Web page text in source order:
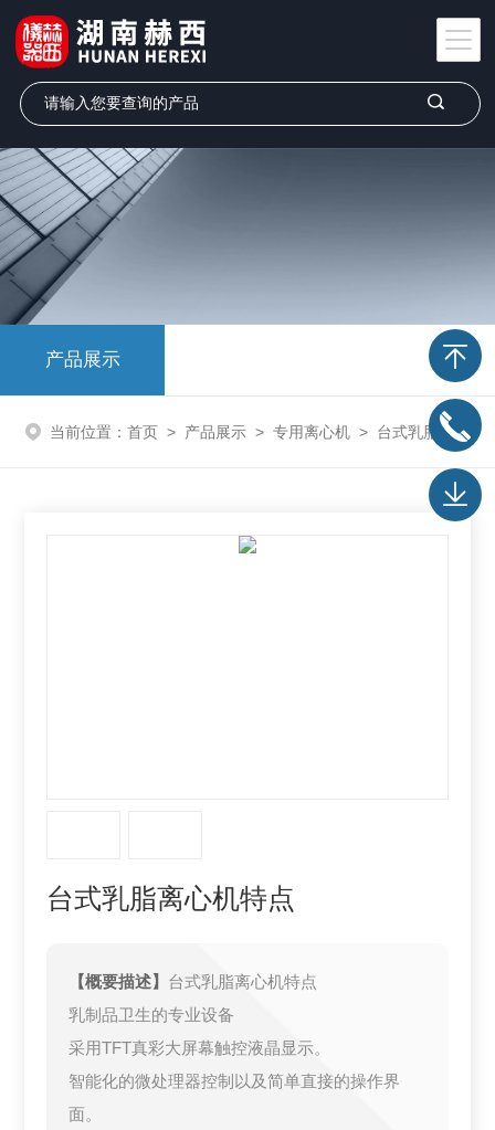
产品展示
当前位置： 首页 > 产品展示 > 专用离心机 > 台式乳脂离心机
台式乳脂离心机特点
【概要描述】 台式乳脂离心机特点
乳制品卫生的专业设备
采用TFT真彩大屏幕触控液晶显示。
智能化的微处理器控制以及简单直接的操作界
面。